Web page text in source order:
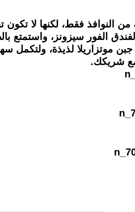
النوافذ فقط، لكنها لا تكون
لفندق الفور سيزونز، واستمتع
موتزاريلا لذيذة، ولتكمل